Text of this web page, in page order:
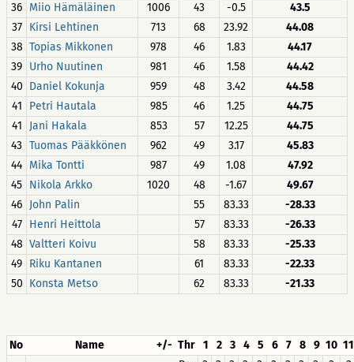
36 Miio Hämäläinen 1006 43 -0.5
43.5
37
Kirsi Lehtinen 713 68 23.92
44.08
38 Topias Mikkonen 978 46 1.83
44.17
39 Urho Nuutinen 981 46 1.58
44.42
40 Daniel Kokunja 959 48 3.42
44.58
41
Petri Hautala 985 46 1.25
44.75
41
Jani Hakala 853 57 12.25
44.75
43 Tuomas Pääkkönen 962 49 3.17
45.83
44 Mika Tontti 987 49 1.08
47.92
45 Nikola Arkko 1020 48 -1.67
49.67
46 John Palin 55 83.33
-28.33
47
Henri Heittola 57 83.33
-26.33
48 Valtteri Koivu 58 83.33
-25.33
49 Riku Kantanen 61 83.33
-22.33
50 Konsta Metso 62 83.33 -21.33
No Name +/- Thr 1 2 3 4 5 6 7 8 9 10 11